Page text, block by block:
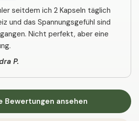
seitdem ich 2 Kapseln täglich
und das Spannungsgefühl sind
Nicht perfekt, aber eine
P.
Bewertungen ansehen